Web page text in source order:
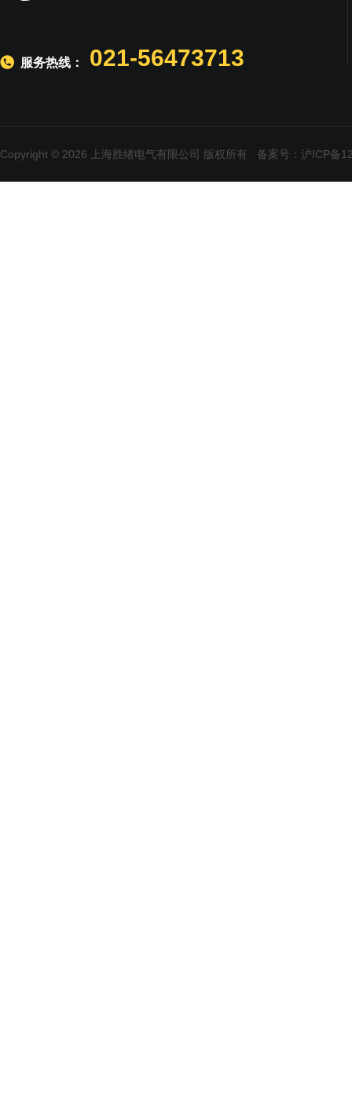
服务热线： 021-56473713
Copyright © 2026 上海胜绪电气有限公司 版权所有 备案号：沪ICP备